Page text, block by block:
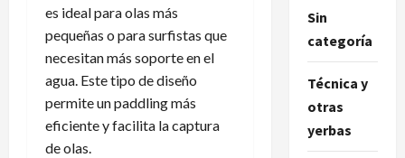
es ideal para olas más
pequeñas o para surfistas que
necesitan más soporte en el
agua. Este tipo de diseño
permite un paddling más
eficiente y facilita la captura
de olas.
Sin
categoría
Técnica y
otras
yerbas